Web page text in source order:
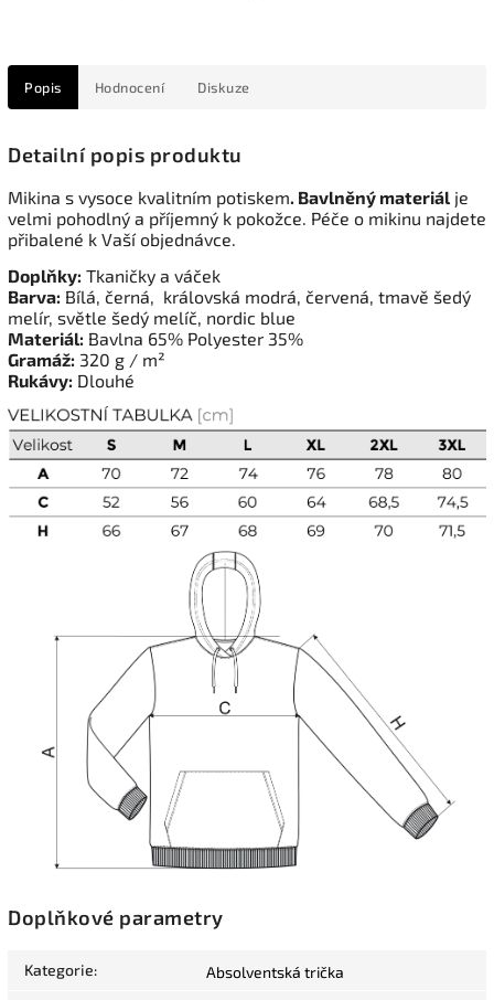
Popis Hodnocení Diskuze
Detailní popis produktu
Mikina s vysoce kvalitním potiskem. Bavlněný materiál je
velmi pohodlný a příjemný k pokožce. Péče o mikinu najdete
přibalené k Vaší objednávce.
Doplňky: Tkaničky a váček
Barva: Bílá, černá, královská modrá, červená, tmavě šedý
melír, světle šedý melíč, nordic blue
Materiál: Bavlna 65% Polyester 35%
Gramáž: 320 g / m²
Rukávy: Dlouhé
Doplňkové parametry
Kategorie: Absolventská trička